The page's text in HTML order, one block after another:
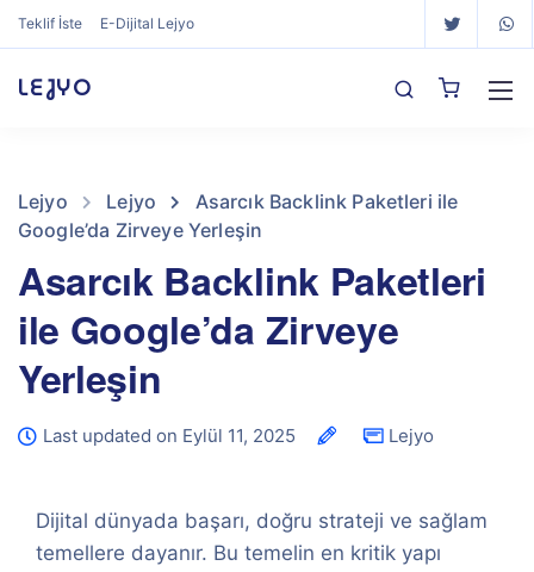
Teklif İste E-Dijital Lejyo
LEJYO
Lejyo Lejyo
Asarcık Backlink Paketleri ile
Google’da Zirveye Yerleşin
Asarcık Backlink Paketleri
ile Google’da Zirveye
Yerleşin
Last updated on Eylül 11, 2025 Lejyo
Dijital dünyada başarı, doğru strateji ve sağlam
temellere dayanır. Bu temelin en kritik yapı